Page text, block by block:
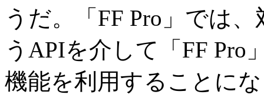
うだ。「FF Pro」では
うAPIを介して「FF Pro
機能を利用することに